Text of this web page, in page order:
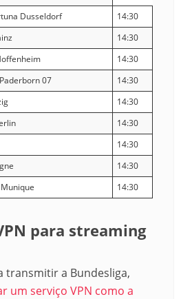
Dusseldorf
14:30
14:30
14:30
07
14:30
14:30
14:30
14:30
14:30
14:30
para streaming
transmitir a Bundesliga,
um serviço VPN como a